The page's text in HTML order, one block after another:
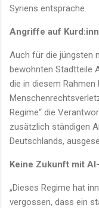
Syriens entspräche.
Angriffe auf
Auch für die jüngsten
bewohnten Stadtteile
die in diesem Rahmen
Regime“ die
zusätzlich ständigen
Deutschlands,
Keine Zukunft mit
„Dieses Regime hat
vergossen, dass ein